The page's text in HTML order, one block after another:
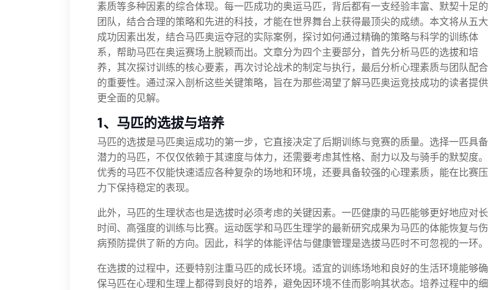
素质等多种因素的综合体现。每一匹成功的奥运马匹，背后都有一支经验丰富、默契十足的
团队，结合合理的策略和先进的科技，才能在世界舞台上获得最顶尖的成绩。本文将从五大
成功因素出发，结合马匹奥运夺冠的实际案例，探讨如何通过精确的策略与科学的训练体
系，帮助马匹在奥运赛场上脱颖而出。文章分为四个主要部分，首先分析马匹的选拔和培
养，其次探讨训练的核心要素，再次讨论战术的制定与执行，最后分析心理素质与团队配合
的重要性。通过深入剖析这些关键策略，旨在为那些渴望了解马匹奥运竞技成功的读者提供
更全面的见解。
1、马匹的选拔与培养
马匹的选拔是马匹奥运成功的第一步，它直接决定了后期训练与竞赛的质量。选择一匹具备
潜力的马匹，不仅仅依赖于其速度与体力，还需要考虑其性格、耐力以及与骑手的默契度。
优秀的马匹不仅能快速适应各种复杂的场地和环境，还要具备较强的心理素质，能在比赛压
力下保持稳定的表现。
此外，马匹的生理状态也是选拔时必须考虑的关键因素。一匹健康的马匹能够更好地应对长
时间、高强度的训练与比赛。运动医学和马匹生理学的最新研究成果为马匹的体能恢复与伤
病预防提供了新的方向。因此，科学的体能评估与健康管理是选拔马匹时不可忽视的一环。
在选拔的过程中，还要特别注重马匹的成长环境。适宜的训练场地和良好的生活环境能够确
保马匹在心理和生理上都得到良好的培养，避免因环境不佳而影响其状态。培养过程中的细